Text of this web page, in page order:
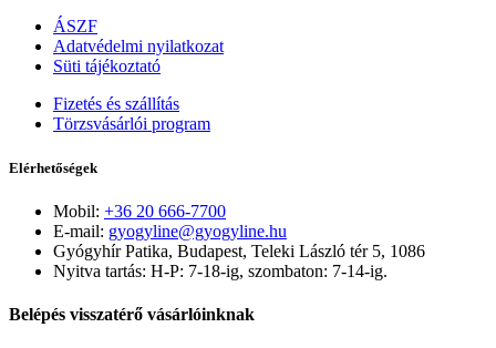
ÁSZF
Adatvédelmi nyilatkozat
Süti tájékoztató
Fizetés és szállítás
Törzsvásárlói program
Elérhetőségek
Mobil: +36 20 666-7700
E-mail: gyogyline@gyogyline.hu
Gyógyhír Patika, Budapest, Teleki László tér 5, 1086
Nyitva tartás: H-P: 7-18-ig, szombaton: 7-14-ig.
Belépés visszatérő vásárlóinknak